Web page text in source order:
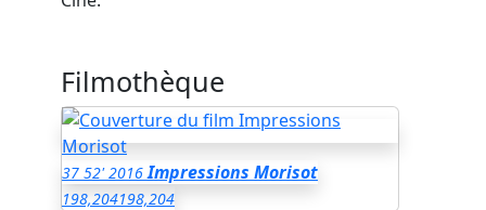
Filmothèque
37 52' 2016 Impressions Morisot
198,204198,204